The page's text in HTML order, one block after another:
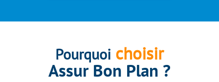
Pourquoi choisir
Assur Bon Plan ?